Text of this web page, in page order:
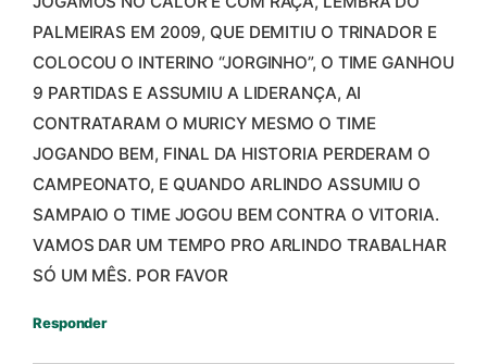
PALMEIRAS EM 2009, QUE DEMITIU O TRINADOR E
COLOCOU O INTERINO “JORGINHO”, O TIME GANHOU
9 PARTIDAS E ASSUMIU A LIDERANÇA, AI
CONTRATARAM O MURICY MESMO O TIME
JOGANDO BEM, FINAL DA HISTORIA PERDERAM O
CAMPEONATO, E QUANDO ARLINDO ASSUMIU O
SAMPAIO O TIME JOGOU BEM CONTRA O VITORIA.
VAMOS DAR UM TEMPO PRO ARLINDO TRABALHAR
SÓ UM MÊS. POR FAVOR
Responder